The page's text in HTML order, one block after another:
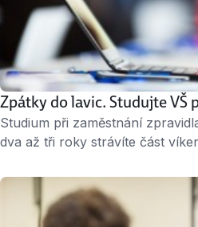
Zpátky do lavic. Studujte VŠ
Studium při zaměstnání
dva až tři roky strávíte část
dovolené. Pokud zvažujete
budete asi kromě svého zájmu
vaši snahu podpoří